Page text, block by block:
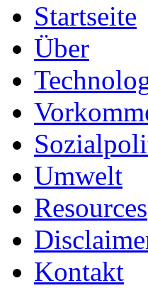
Startseite
Über
Umwelt
Resources
Kontakt